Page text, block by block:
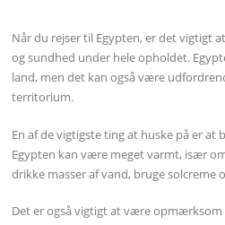
Når du rejser til Egypten, er det vigtigt
og sundhed under hele opholdet.
land, men det kan også være
territorium.
En af de vigtigste ting at huske på er at
Egypten kan være meget varmt, især
drikke masser af vand, bruge solcreme
Det er også vigtigt at være opmærksom